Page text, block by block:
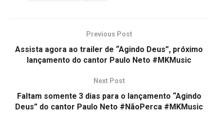
Previous Post
Assista agora ao trailer de “Agindo Deus”, próximo
lançamento do cantor Paulo Neto #MKMusic
Next Post
Faltam somente 3 dias para o lançamento “Agindo
Deus” do cantor Paulo Neto #NãoPerca #MKMusic